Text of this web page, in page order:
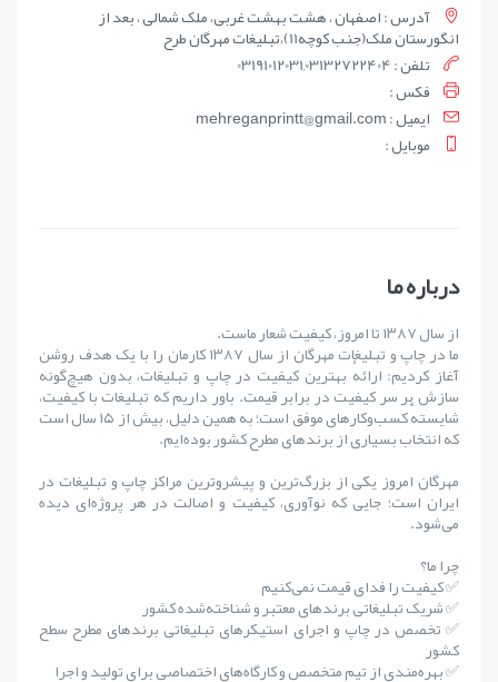
آدرس : اصفهان ، هشت بهشت غربی، ملک شمالی ، بعد از
انگورستان ملک(جنب کوچه11)،تبلیغات مهرگان طرح
تلفن : 03191012031,03132722404
فکس :
ايميل : mehreganprintt@gmail.com
موبايل :
درباره ما
از سال ۱۳۸۷ تا امروز، کیفیت شعار ماست.
ما در چاپ و تبلیغات مهرگان از سال ۱۳۸۷ کارمان را با یک هدف روشن
آغاز کردیم: ارائهٔ بهترین کیفیت در چاپ و تبلیغات، بدون هیچ‌گونه
سازش بر سر کیفیت در برابر قیمت. باور داریم که تبلیغات با کیفیت،
شایستهٔ کسب‌وکارهای موفق است؛ به همین دلیل، بیش از ۱۵ سال است
که انتخاب بسیاری از برندهای مطرح کشور بوده‌ایم.
مهرگان امروز یکی از بزرگ‌ترین و پیشروترین مراکز چاپ و تبلیغات در
ایران است؛ جایی که نوآوری، کیفیت و اصالت در هر پروژه‌ای دیده
می‌شود.
چرا ما؟
✅ کیفیت را فدای قیمت نمی‌کنیم
✅ شریک تبلیغاتی برندهای معتبر و شناخته‌شده کشور
✅ تخصص در چاپ و اجرای استیکرهای تبلیغاتی برندهای مطرح سطح
کشور
✅ بهره‌مندی از تیم متخصص و کارگاه‌های اختصاصی برای تولید و اجرا